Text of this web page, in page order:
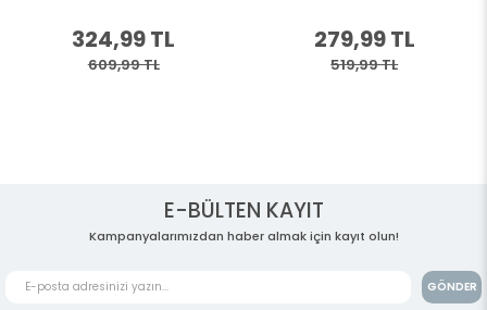
324,99 TL
609,99 TL
279,99 TL
519,99 TL
E-BÜLTEN KAYIT
Kampanyalarımızdan haber almak için kayıt olun!
GÖNDER